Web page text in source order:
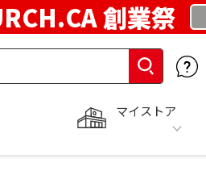
創業祭
マイストア